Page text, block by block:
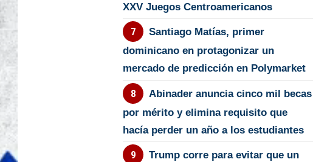
XXV Juegos Centroamericanos
Santiago Matías, primer
dominicano en protagonizar un
mercado de predicción en Polymarket
Abinader anuncia cinco mil becas
por mérito y elimina requisito que
hacía perder un año a los estudiantes
Trump corre para evitar que un